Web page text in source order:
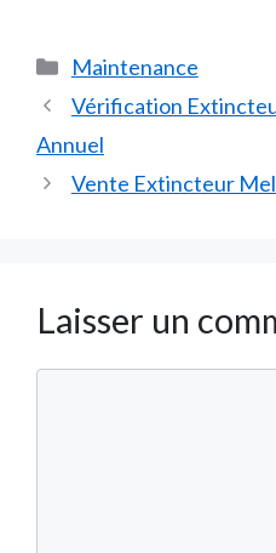
Catégories
Maintenance
Vérification
Annuel
Vente Extincteur
Laisser un